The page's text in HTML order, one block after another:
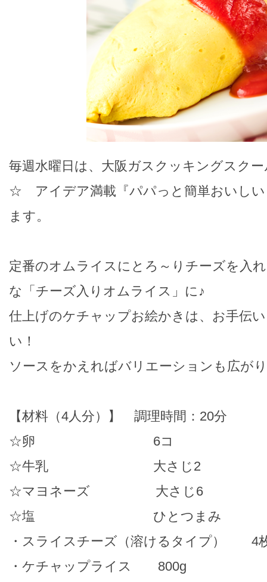
毎週水曜日は、大阪ガスクッキングスク
☆ アイデア満載『パパっと簡単おいしい
ます。
定番のオムライスにとろ～りチーズを入
な「チーズ入りオムライス」に♪
仕上げのケチャップお絵かきは、お手伝
い！
ソースをかえればバリエーションも広が
【材料（4人分）】 調理時間：20分
☆卵 6コ
☆牛乳 大さじ2
☆マヨネーズ 大さじ6
☆塩 ひとつまみ
・スライスチーズ（溶けるタイプ） 4
・ケチャップライス 800g